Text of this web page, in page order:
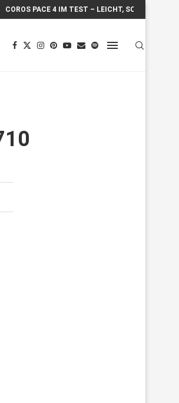
COROS PACE 4 IM TEST – LEICHT, SCHNELL...